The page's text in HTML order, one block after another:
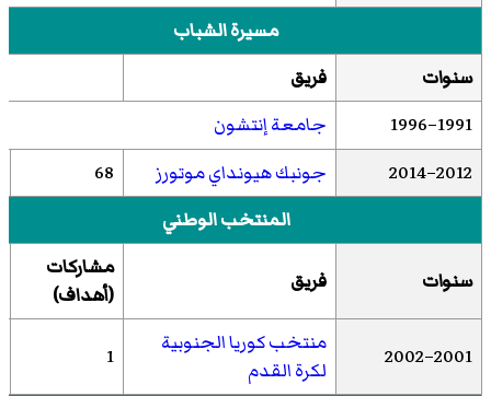
مسيرة الشباب
سنوات
فريق
1991–1996
جامعة إنتشون
2012–2014
جونبك هيونداي موتورز 68
المنتخب الوطني
سنوات فريق
مشاركات
(أهداف)
2001–2002
منتخب كوريا الجنوبية
لكرة القدم
1